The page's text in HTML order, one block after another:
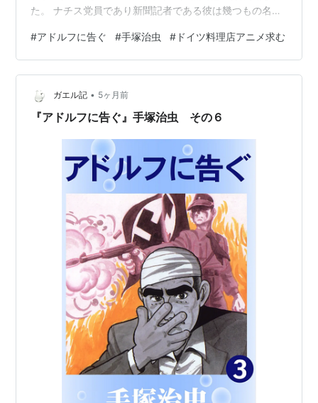
た。 ナチス党員であり新聞記者である彼は幾つもの名前
ていた。 ラムゼイはソ連情報部の第一級スパイであっ
た。 彼の目的は日本がソ連を攻撃するかどうかを探り確
かめモスクワへ報せナチスのソ連侵攻に対処させること
だった。 ラムゼイに直接会えるのは日本人を含め四人だ
け。 それから情報を集める下部メンバーは網の目のよう
#アドルフに告ぐ #手塚治虫 # ドイツ料理店アニメ求む
ガエル記 • 5ヶ月前
『アドルフに告ぐ』手塚治虫 その６